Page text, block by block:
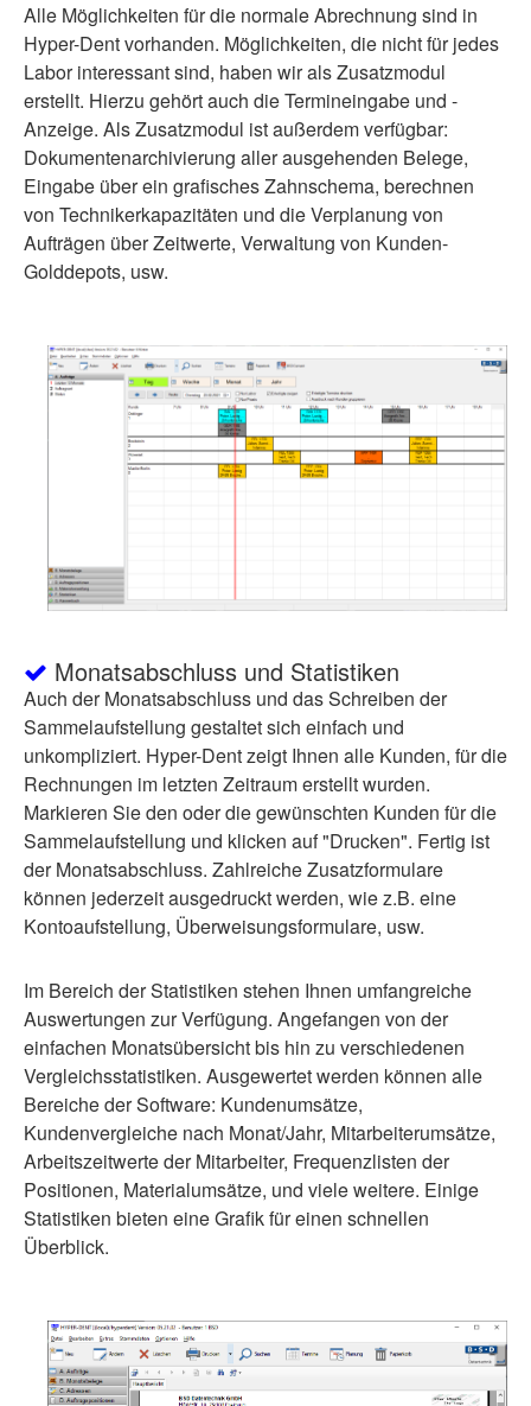
Alle Möglichkeiten für die normale Abrechnung sind in
Hyper-Dent vorhanden. Möglichkeiten, die nicht für jedes
Labor interessant sind, haben wir als Zusatzmodul
erstellt. Hierzu gehört auch die Termineingabe und -
Anzeige. Als Zusatzmodul ist außerdem verfügbar:
Dokumentenarchivierung aller ausgehenden Belege,
Eingabe über ein grafisches Zahnschema, berechnen
von Technikerkapazitäten und die Verplanung von
Aufträgen über Zeitwerte, Verwaltung von Kunden-
Golddepots, usw.
Monatsabschluss und Statistiken
Auch der Monatsabschluss und das Schreiben der
Sammelaufstellung gestaltet sich einfach und
unkompliziert. Hyper-Dent zeigt Ihnen alle Kunden, für die
Rechnungen im letzten Zeitraum erstellt wurden.
Markieren Sie den oder die gewünschten Kunden für die
Sammelaufstellung und klicken auf "Drucken". Fertig ist
der Monatsabschluss. Zahlreiche Zusatzformulare
können jederzeit ausgedruckt werden, wie z.B. eine
Kontoaufstellung, Überweisungsformulare, usw.
Im Bereich der Statistiken stehen Ihnen umfangreiche
Auswertungen zur Verfügung. Angefangen von der
einfachen Monatsübersicht bis hin zu verschiedenen
Vergleichsstatistiken. Ausgewertet werden können alle
Bereiche der Software: Kundenumsätze,
Kundenvergleiche nach Monat/Jahr, Mitarbeiterumsätze,
Arbeitszeitwerte der Mitarbeiter, Frequenzlisten der
Positionen, Materialumsätze, und viele weitere. Einige
Statistiken bieten eine Grafik für einen schnellen
Überblick.